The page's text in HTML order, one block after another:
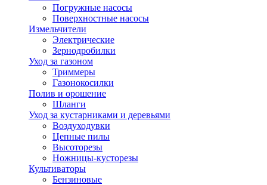
Погружные насосы
Поверхностные насосы
Измельчители
Электрические
Зернодробилки
Уход за газоном
Триммеры
Газонокосилки
Полив и орошение
Шланги
Уход за кустарниками и деревьями
Воздуходувки
Цепные пилы
Высоторезы
Ножницы-кусторезы
Культиваторы
Бензиновые